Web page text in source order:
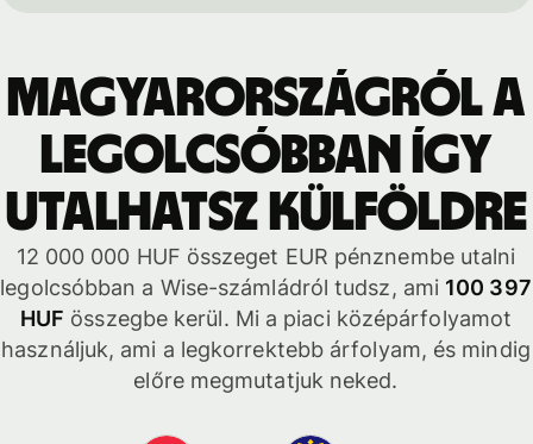
Magyarországról a
legolcsóbban így
utalhatsz külföldre
12 000 000 HUF összeget EUR pénznembe utalni
legolcsóbban a Wise-számládról tudsz, ami 100 397
HUF összegbe kerül. Mi a piaci középárfolyamot
használjuk, ami a legkorrektebb árfolyam, és mindig
előre megmutatjuk neked.